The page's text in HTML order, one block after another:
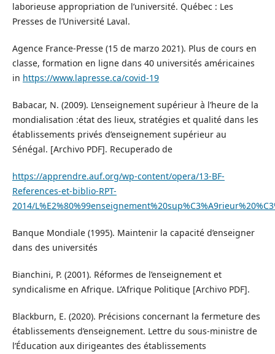
laborieuse appropriation de l’université. Québec : Les
Presses de l’Université Laval.
Agence France-Presse (15 de marzo 2021). Plus de cours en
classe, formation en ligne dans 40 universités américaines
in https://www.lapresse.ca/covid-19
Babacar, N. (2009). L’enseignement supérieur à l’heure de la
mondialisation :état des lieux, stratégies et qualité dans les
établissements privés d’enseignement supérieur au
Sénégal. [Archivo PDF]. Recuperado de
https://apprendre.auf.org/wp-content/opera/13-BF-
References-et-biblio-RPT-
2014/
Banque Mondiale (1995). Maintenir la capacité d’enseigner
dans des universités
Bianchini, P. (2001). Réformes de l’enseignement et
syndicalisme en Afrique. L’Afrique Politique [Archivo PDF].
Blackburn, E. (2020). Précisions concernant la fermeture des
établissements d’enseignement. Lettre du sous-ministre de
l’Éducation aux dirigeantes des établissements